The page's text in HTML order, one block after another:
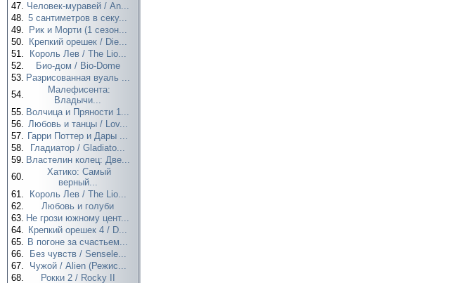
47. Человек-муравей / An...
48. 5 сантиметров в секу...
49.
Рик и Морти (1 сезон...
50.
Крепкий орешек / Die...
51.
Король Лев / The Lio...
52.
Био-дом / Bio-Dome
53. Разрисованная вуаль ...
54.
Малефисента:
Владычи...
55. Волчица и Пряности 1...
56. Любовь и танцы / Lov...
57. Гарри Поттер и Дары ...
58.
Гладиатор / Gladiato...
59. Властелин колец: Две...
60.
Хатико: Самый
верный...
61.
Король Лев / The Lio...
62.
Любовь и голуби
63. Не грози южному цент...
64. Крепкий орешек 4 / D...
65. В погоне за счастьем...
66.
Без чувств / Sensele...
67.
Чужой / Alien (Режис...
68.
Рокки 2 / Rocky II